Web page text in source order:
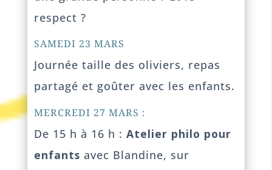
respect ?
SAMEDI 23 MARS
Journée taille des oliviers, repas
partagé et goûter avec les enfants.
MERCREDI 27 MARS :
De 15 h à 16 h : Atelier philo pour
enfants avec Blandine, sur